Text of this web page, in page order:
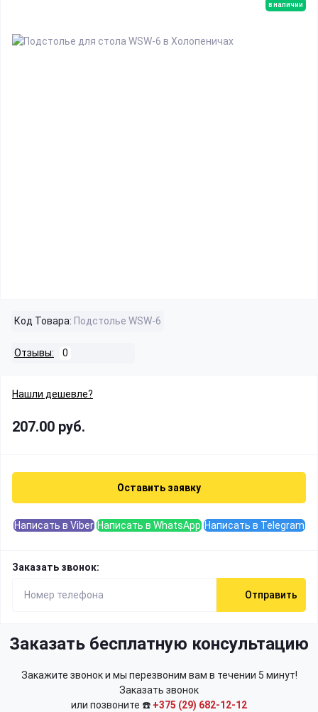
в наличии
Код Товара: Подстолье WSW-6
Отзывы: 0
Нашли дешевле?
207.00 руб.
Оставить заявку
Написать в Viber Написать в WhatsApp Написать в Telegram
Заказать звонок:
Отправить
Заказать бесплатную консультацию
Закажите звонок и мы перезвоним вам в течении 5 минут!
Заказать звонок
или позвоните ☎️ +375 (29) 682-12-12